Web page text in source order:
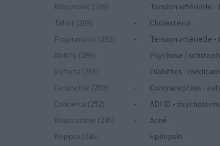
Bisoprolol (299)
-
Tension artérielle -
Tahor (299)
-
Cholestérol
Propranolol (292)
-
Tension artérielle -
Abilify (289)
-
Psychose /
Victoza (261)
-
Diabètes -
Cerazette (259)
-
Contraception -
Concerta (252)
-
ADHD -
Roaccutane (245)
-
Acné
Keppra (245)
-
Epilepsie